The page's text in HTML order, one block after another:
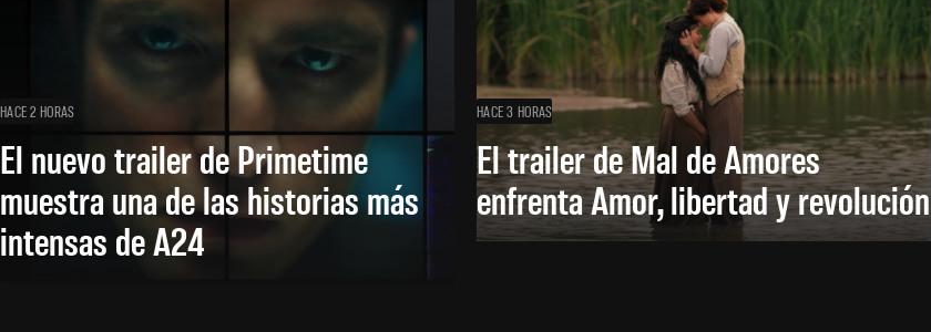
HACE 2 HORAS
El nuevo trailer de Primetime
muestra una de las historias más
intensas de A24
HACE 3 HORAS
El trailer de Mal de Amores
enfrenta Amor, libertad y revolución